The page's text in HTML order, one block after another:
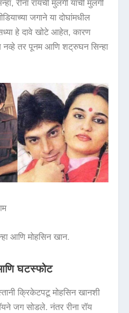
रीना रॉयची मुलगी यांची मुलगी
जगाने या दोघांमधील
हे दावे खोटे आहेत, कारण
नव्हे तर पूनम आणि शट्रुघन सिन्हा
आणि मोहसिन खान.
घटस्फोट
क्रिकेटपटू मोहसिन खानशी
जग सोडले. नंतर रीना रॉय